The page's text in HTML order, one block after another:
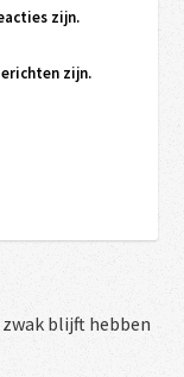
zijn.
zijn.
blijft hebben